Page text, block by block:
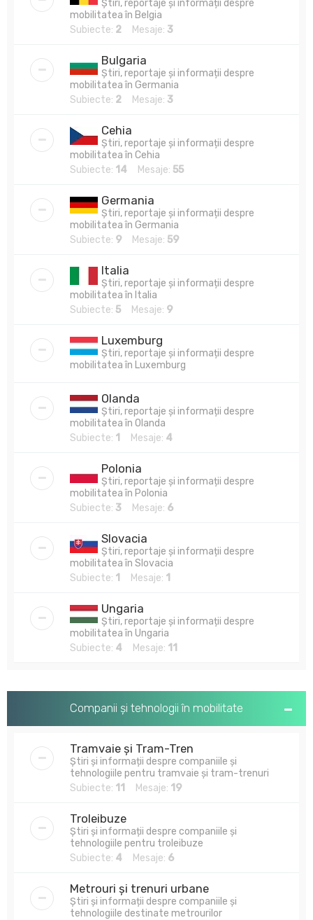
Știri, reportaje și informații despre
mobilitatea în Belgia
Subiecte: 2 Mesaje: 3
Bulgaria
Știri, reportaje și informații despre
mobilitatea în Germania
Subiecte: 2 Mesaje: 3
Cehia
Știri, reportaje și informații despre
mobilitatea în Cehia
Subiecte: 14 Mesaje: 55
Germania
Știri, reportaje și informații despre
mobilitatea în Germania
Subiecte: 9 Mesaje: 59
Italia
Știri, reportaje și informații despre
mobilitatea în Italia
Subiecte: 5 Mesaje: 9
Luxemburg
Știri, reportaje și informații despre
mobilitatea în Luxemburg
Olanda
Știri, reportaje și informații despre
mobilitatea în Olanda
Subiecte: 1 Mesaje: 4
Polonia
Știri, reportaje și informații despre
mobilitatea în Polonia
Subiecte: 3 Mesaje: 6
Slovacia
Știri, reportaje și informații despre
mobilitatea în Slovacia
Subiecte: 1 Mesaje: 1
Ungaria
Știri, reportaje și informații despre
mobilitatea în Ungaria
Subiecte: 4 Mesaje: 11
Companii și tehnologii în mobilitate
Tramvaie și Tram-Tren
Știri și informații despre companiile și
tehnologiile pentru tramvaie și tram-trenuri
Subiecte: 11 Mesaje: 19
Troleibuze
Știri și informații despre companiile și
tehnologiile pentru troleibuze
Subiecte: 4 Mesaje: 6
Metrouri și trenuri urbane
Știri și informații despre companiile și
tehnologiile destinate metrourilor